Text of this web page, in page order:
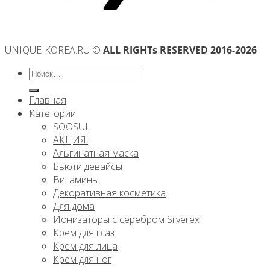
UNIQUE-KOREA.RU © ALL RIGHTs RESERVED 2016-2026
Искать:
Главная
Категории
SOOSUL
АКЦИЯ!
Альгинатная маска
Бьюти девайсы
Витамины
Декоративная косметика
Для дома
Ионизаторы с серебром Silverex
Крем для глаз
Крем для лица
Крем для ног